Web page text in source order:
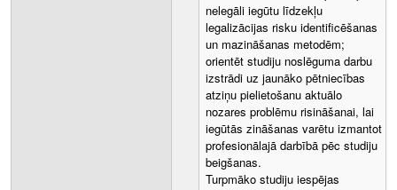
nelegāli iegūtu līdzekļu
legalizācijas risku identificēšanas
un mazināšanas metodēm;
orientēt studiju noslēguma darbu
izstrādi uz jaunāko pētniecības
atziņu pielietošanu aktuālo
nozares problēmu risināšanai, lai
iegūtās zināšanas varētu izmantot
profesionālajā darbībā pēc studiju
beigšanas.
Turpmāko studiju iespējas